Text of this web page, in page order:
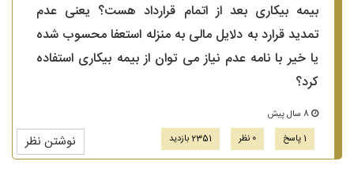
بیمه بیکاری بعد از اتمام قرارداد هست؟ یعنی عدم
تمدید قرارد به دلایل مالی به منزله استعفا محسوب شده
یا خیر با نامه عدم نیاز می توان از بیمه بیکاری استفاده
کرد؟
1 پاسخ
0 نظر 2351 بازدید نوشتن نظر